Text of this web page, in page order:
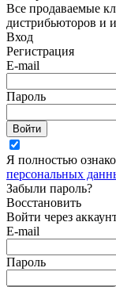
Все продаваемые
дистрибьюторов и
Вход
Регистрация
E-mail
Пароль
Войти
Я полностью
персональных
Забыли пароль?
Восстановить
Войти через
E-mail
Пароль